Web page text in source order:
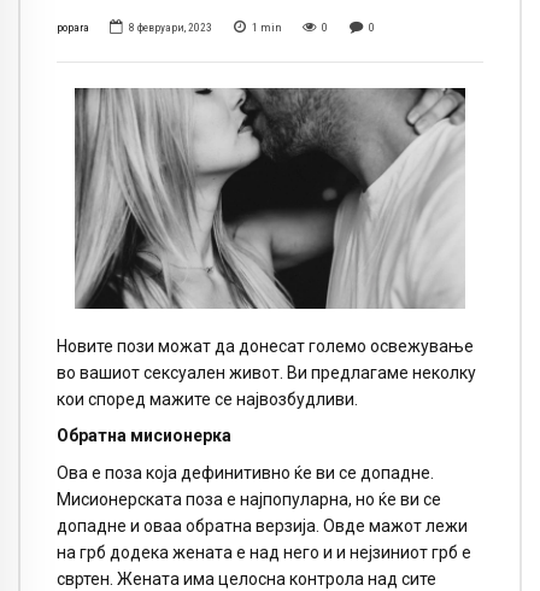
popara 8 февруари, 2023 1 min 0 0
Новите пози можат да донесат големо освежување
во вашиот сексуален живот. Ви предлагаме неколку
кои според мажите се највозбудливи.
Обратна мисионерка
Ова е поза која дефинитивно ќе ви се допадне.
Мисионерската поза е најпопуларна, но ќе ви се
допадне и оваа обратна верзија. Овде мажот лежи
на грб додека жената е над него и и нејзиниот грб е
свртен. Жената има целосна контрола над сите